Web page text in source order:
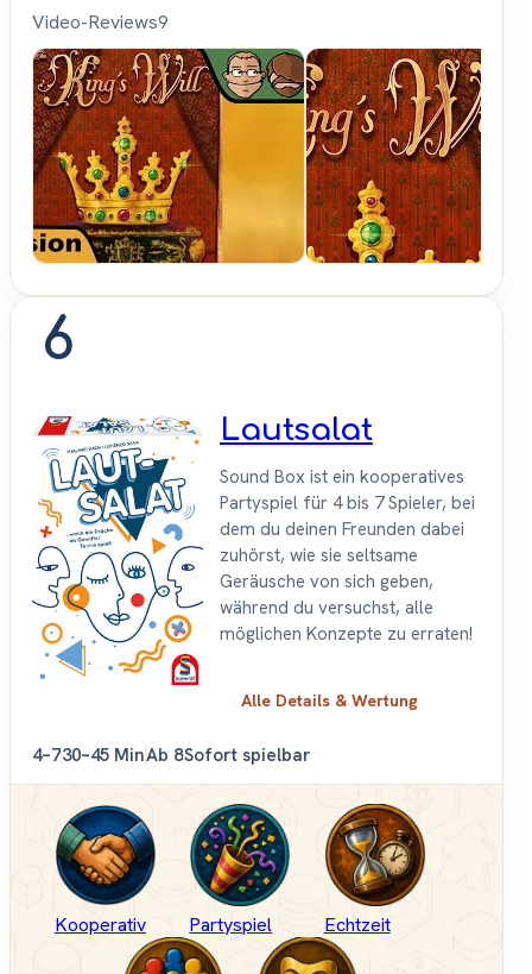
Video-Reviews9
Hunter &
Cron -
Brettspiele
6
Lautsalat
Sound Box ist ein kooperatives
Partyspiel für 4 bis 7 Spieler, bei
dem du deinen Freunden dabei
zuhörst, wie sie seltsame
Geräusche von sich geben,
während du versuchst, alle
möglichen Konzepte zu erraten!
Alle Details & Wertung
4–730–45 MinAb 8Sofort spielbar
Kooperativ Partyspiel Echtzeit